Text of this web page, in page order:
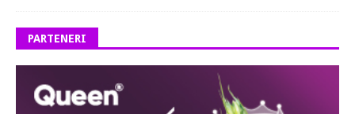
PARTENERI